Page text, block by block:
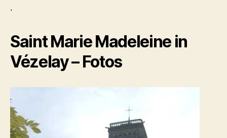
.
Saint Marie Madeleine in
Vézelay – Fotos